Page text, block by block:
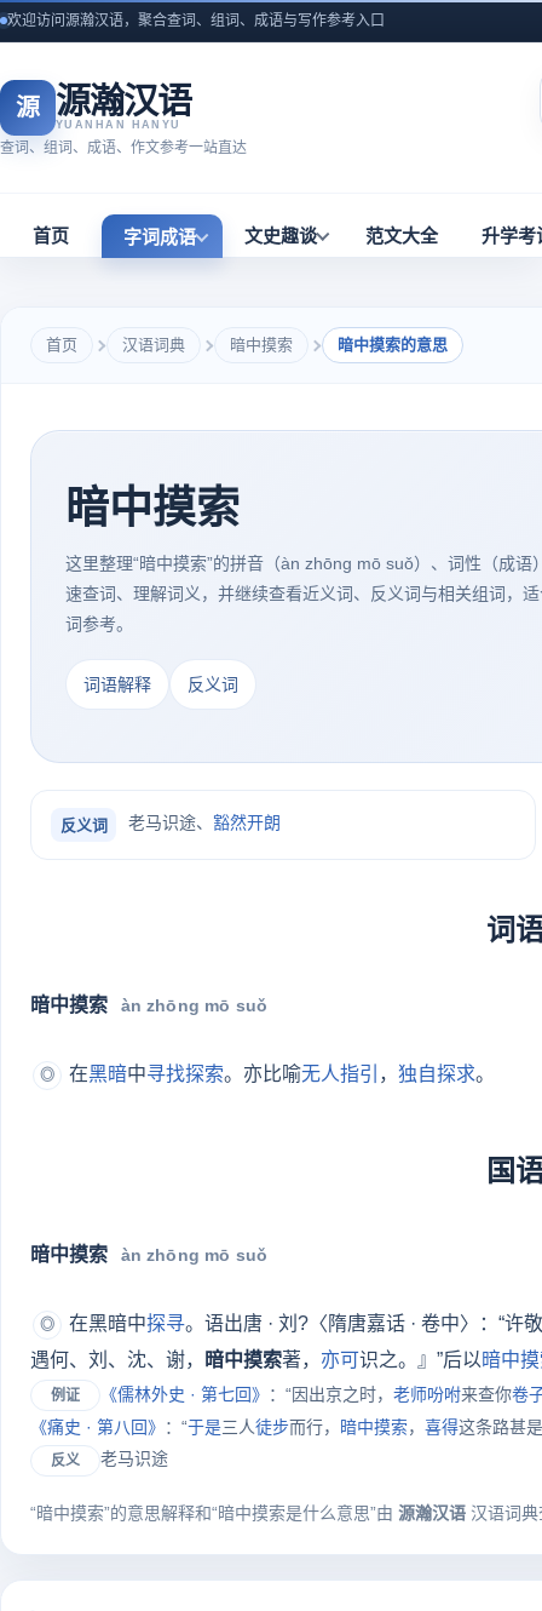
欢迎访问源瀚汉语，聚合查词、组词、成语与写作参考入口
源 源瀚汉语
YUANHAN HANYU
查词、组词、成语、作文参考一站直达
首页 字词成语 文史趣谈 范文大全 升学考
首页 汉语词典 暗中摸索 暗中摸索的意思
暗中摸索
这里整理“暗中摸索”的拼音（àn zhōng mō suǒ）、词性（成语
速查词、理解词义，并继续查看近义词、反义词与相关组词，
词参考。
词语解释 反义词
反义词 老马识途、 豁然开朗
词
暗中摸索 àn zhōng mō suǒ
◎ 在黑暗中寻找探索。亦比喻无人指引 ， 独自探求。
国
暗中摸索 àn zhōng mō suǒ
◎ 在黑暗中探寻。语出唐 · 刘?〈隋唐嘉话 · 卷中〉：“
遇何、刘、沈、谢，
暗中摸索著， 亦可识之。』”后以 暗中
例证 《儒林外史 · 第七回》 ：“因出京之时， 老师吩咐来查你卷
《痛史 · 第八回》 ：“于是三人徒步而行， 暗中摸索， 喜得这条路甚是
反义 老马识途
“暗中摸索”的意思解释和“暗中摸索是什么意思”由 源瀚汉语 汉语词